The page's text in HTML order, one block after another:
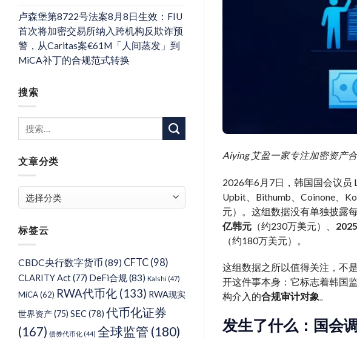
卢森堡第8722号法案8月8日生效：FIU
首次将加密交易所纳入跨机构反欺诈预
警，从Caritas案€61M「人间蒸发」到
MiCA补丁的合规范式转换
搜索
文章分类
章
类
标签云
CBDC央行数字货币 (89) CFTC (98)
CLARITY Act(77) DeFi合规(83) Kalshi (47)
MiCA(62) RWA代币化 (133) RWA现实
世界资产(75) SEC(78) 代币化证券
(167) 债券代币化 (44) 全球监管 (180)
Aiying 艾盈一家专注加密资产
2026年6月7日，韩国国会议员
Upbit、Bithumb、Coinone、
元）。这组数据没有单独披露
亿韩元 （约230万美元）、
（约180万美元）。
这组数据之所以值得关注，不
开这件事本身：它标志着韩国
构介入的合规审计对象。
发生了什么：国会